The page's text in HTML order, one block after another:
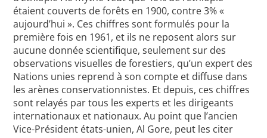
étaient couverts de forêts en 1900, contre 3% «
aujourd’hui ». Ces chiffres sont formulés pour la
première fois en 1961, et ils ne reposent alors sur
aucune donnée scientifique, seulement sur des
observations visuelles de forestiers, qu’un expert des
Nations unies reprend à son compte et diffuse dans
les arènes conservationnistes. Et depuis, ces chiffres
sont relayés par tous les experts et les dirigeants
internationaux et nationaux. Au point que l’ancien
Vice-Président états-unien, Al Gore, peut les citer